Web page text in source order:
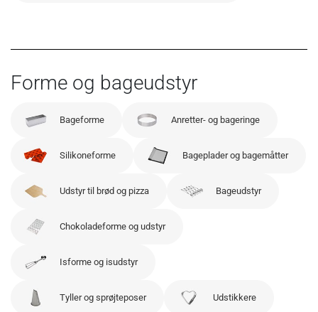
Forme og bageudstyr
Bageforme Anretter- og bageringe
Silikoneforme Bageplader og bagemåtter
Udstyr til brød og pizza Bageudstyr
Chokoladeforme og udstyr
Isforme og isudstyr
Tyller og sprøjteposer Udstikkere